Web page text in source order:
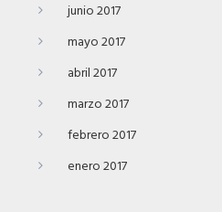
junio 2017
mayo 2017
abril 2017
marzo 2017
febrero 2017
enero 2017